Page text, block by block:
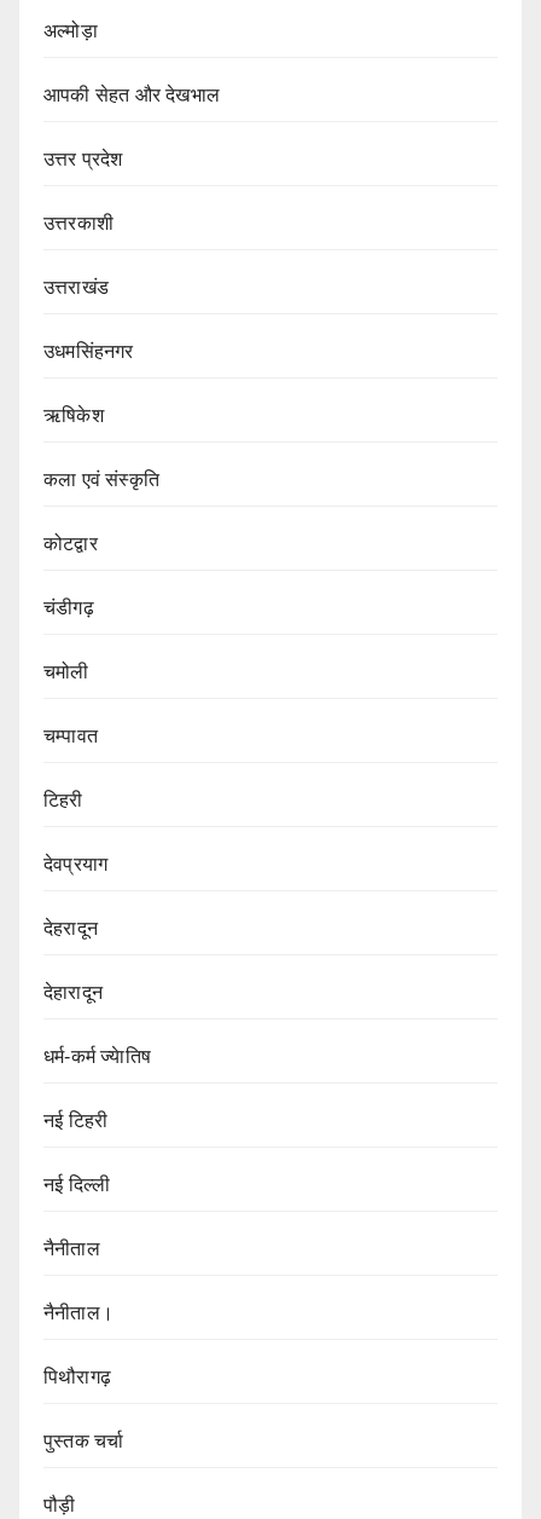
अल्मोड़ा
आपकी सेहत और देखभाल
उत्तर प्रदेश
उत्तरकाशी
उत्तराखंड
उधमसिंहनगर
ऋषिकेश
कला एवं संस्कृति
कोटद्वार
चंडीगढ़
चमोली
चम्पावत
टिहरी
देवप्रयाग
देहरादून
देहारादून
धर्म-कर्म ज्येातिष
नई टिहरी
नई दिल्ली
नैनीताल
नैनीताल।
पिथौरागढ़
पुस्तक चर्चा
पौड़ी